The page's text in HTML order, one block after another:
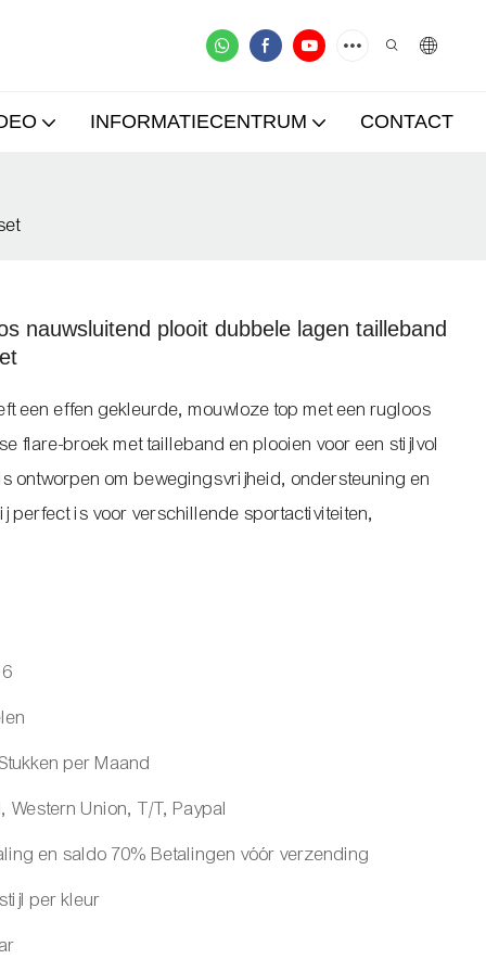
INFORMATIECENTRUM CONTACT
nauwsluitend plooit dubbele lagen tailleband
een effen gekleurde, mouwloze top met een rugloos
flare-broek met tailleband en plooien voor een stijlvol
ontworpen om bewegingsvrijheid, ondersteuning en
perfect is voor verschillende sportactiviteiten,
per Maand
Western Union, T/T, Paypal
en saldo 70% Betalingen vóór verzending
per kleur